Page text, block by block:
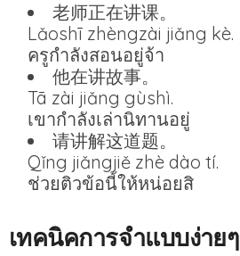
老师正在讲课。
Lǎoshī zhèngzài jiǎng kè.
ครูกำลังสอนอยู่จ้า
他在讲故事。
Tā zài jiǎng gùshì.
เขากำลังเล่านิทานอยู่
请讲解这道题。
Qǐng jiǎngjiě zhè dào tí.
ช่วยติวข้อนี้ให้หน่อยสิ
เทคนิคการจำแบบง่ายๆ